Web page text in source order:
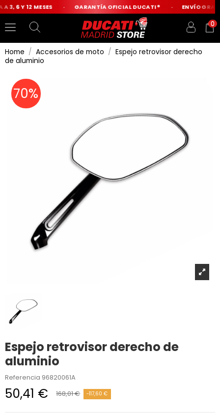
3, 6 Y 12 MESES GARANTÍA OFICIAL DUCATI® ENVÍO
0
Home Accesorios de moto
Espejo retrovisor derecho
de aluminio
70%
Espejo retrovisor derecho de
aluminio
Referencia 96820061A
50,41 € 168,01 € -117,60 €